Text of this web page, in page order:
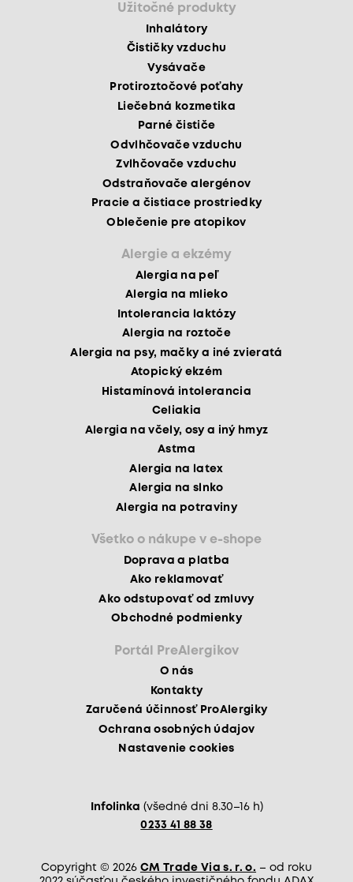
Užitočné produkty
Inhalátory
Čističky vzduchu
Vysávače
Protiroztočové poťahy
Liečebná kozmetika
Parné čističe
Odvlhčovače vzduchu
Zvlhčovače vzduchu
Odstraňovače alergénov
Pracie a čistiace prostriedky
Oblečenie pre atopikov
Alergie a ekzémy
Alergia na peľ
Alergia na mlieko
Intolerancia laktózy
Alergia na roztoče
Alergia na psy, mačky a iné zvieratá
Atopický ekzém
Histamínová intolerancia
Celiakia
Alergia na včely, osy a iný hmyz
Astma
Alergia na latex
Alergia na slnko
Alergia na potraviny
Všetko o nákupe v e-shope
Doprava a platba
Ako reklamovať
Ako odstupovať od zmluvy
Obchodné podmienky
Portál PreAlergikov
O nás
Kontakty
Zaručená účinnosť ProAlergiky
Ochrana osobných údajov
Nastavenie cookies
Infolinka (všedné dni 8.30–16 h)
0233 41 88 38
Copyright © 2026 CM Trade Via s. r. o. – od roku